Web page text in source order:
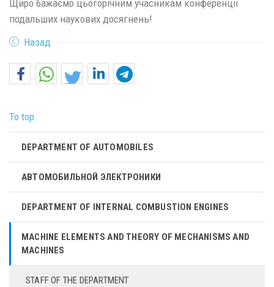
Щиро бажаємо цьогорічним учасникам конференції
подальших наукових досягнень!
Назад
To top
DEPARTMENT OF AUTOMOBILES
АВТОМОБИЛЬНОЙ ЭЛЕКТРОНИКИ
DEPARTMENT OF INTERNAL COMBUSTION ENGINES
MACHINE ELEMENTS AND THEORY OF MECHANISMS AND
MACHINES
STAFF OF THE DEPARTMENT